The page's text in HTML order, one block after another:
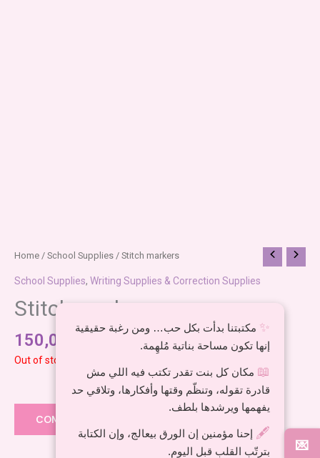
Home / School Supplies / Stitch markers
School Supplies, Writing Supplies & Correction Supplies
Stitch markers
150,00
Out of stock
Add to wishlist
COMPARE
💌
✨ مكتبتنا بدأت بكل حب… ومن رغبة حقيقية
إنها تكون مساحة بناتية مُلهِمة.
📖 مكان كل بنت تقدر تكتب فيه اللي مش
قادرة تقوله، وتنظّم وقتها وأفكارها، وتلاقي حد
يفهمها ويرشدها بلطف.
🖋️ إحنا مؤمنين إن الورق بيعالج، وإن الكتابة
بترتّب القلب قبل اليوم.